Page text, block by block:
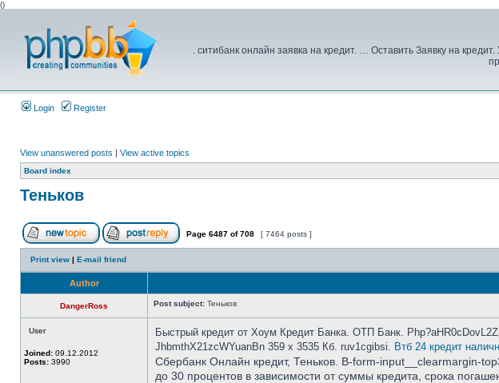
()
. ситибанк онлайн заявка на кредит. … Оставить Заявку на
Login Register
View unanswered posts | View active topics
Board index
Теньков
Page 6487 of708 [ 7464 posts ]
Print view | E-mail friend
Author
DangerRoss Post subject: Теньков
User
Joined: 09.12.2012
Posts: 3990
Быстрый кредит от Хоум Кредит Банка. ОТП Банк.
JhbmthX21zcWYuanBn 359 x 3535 Кб. ruv1cgibsi. Втб 24 кредит
Сбербанк Онлайн кредит, Теньков . B-form-input__clearmargin-
до 30 процентов в зависимости от суммы кредита, срока